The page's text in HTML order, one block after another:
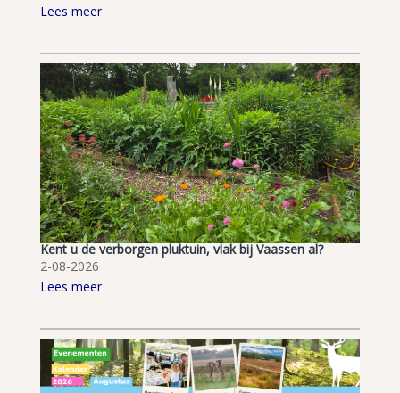
Lees meer
Kent u de verborgen pluktuin, vlak bij Vaassen al?
2-08-2026
Lees meer